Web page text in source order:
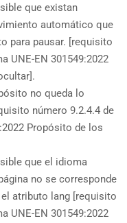
que existan
automático que
para pausar. [requisito
UNE-EN 301549:2022
no queda lo
número 9.2.4.4 de
Propósito de los
que el idioma
no se corresponde
atributo lang [requisito
UNE-EN 301549:2022